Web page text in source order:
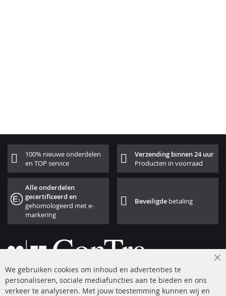
100% nieuwe onderdelen
en TOP service
Verzending binnen 24 uur
Producten in voorraad
Alle onderdelen
gecertificeerd en
gehomologeerd met e-
markering
Beveiligde betaling
+49 (0) 4533 799 00 0
We gebruiken cookies om inhoud en advertenties te
personaliseren, sociale mediafuncties aan te bieden en ons
verkeer te analyseren. Met jouw toestemming kunnen wij en